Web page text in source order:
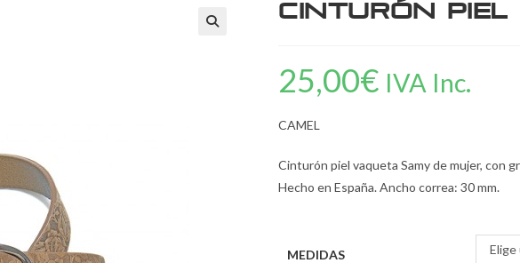
Cinturón piel
25,00€ IVA Inc.
CAMEL
Cinturón piel vaqueta Samy de mujer, con
Hecho en España. Ancho correa: 30 mm.
MEDIDAS Elige